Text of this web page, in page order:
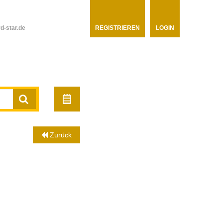
star.de REGISTRIEREN LOGIN
Zurück